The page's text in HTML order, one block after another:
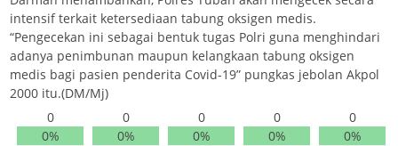
intensif terkait ketersediaan tabung oksigen medis.
“Pengecekan ini sebagai bentuk tugas Polri guna menghindari
adanya penimbunan maupun kelangkaan tabung oksigen
medis bagi pasien penderita Covid-19” pungkas jebolan Akpol
2000 itu.(DM/Mj)
0
0%
0
0%
0
0%
0
0%
0
0%